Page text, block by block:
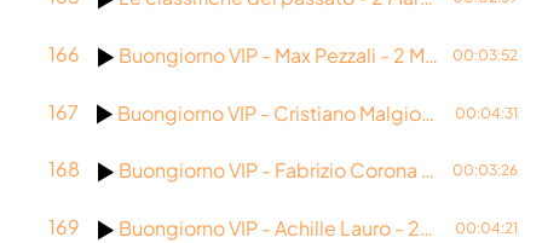
166 Buongiorno VIP - Max Pezzali - 2 Marzo 2026 00:03:52
167 Buongiorno VIP - Cristiano Malgioglio - 27 Febbraio 2026 00:04:31
168 Buongiorno VIP - Fabrizio Corona - 26 Febbraio 2026 00:03:26
169 Buongiorno VIP - Achille Lauro - 25 Febbraio 2026 00:04:21